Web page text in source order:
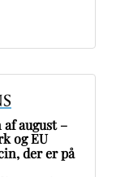
august –
og EU
der er på